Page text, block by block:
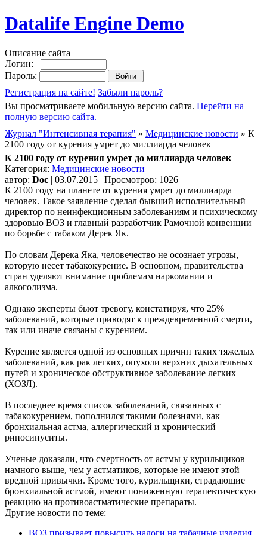
Datalife Engine Demo
Описание сайта
Логин:
Пароль:
Регистрация на сайте! Забыли пароль?
Вы просматриваете мобильную версию сайта. Перейти на
полную версию сайта.
Журнал "Интенсивная терапия" » Медицинские новости » К
2100 году от курения умрет до миллиарда человек
К 2100 году от курения умрет до миллиарда человек
Категория: Медицинские новости
автор: Doc | 03.07.2015 | Просмотров: 1026
К 2100 году на планете от курения умрет до миллиарда
человек. Такое заявление сделал бывший исполнительный
директор по неинфекционным заболеваниям и психическому
здоровью ВОЗ и главный разработчик Рамочной конвенции
по борьбе с табаком Дерек Як.
По словам Дерека Яка, человечество не осознает угрозы,
которую несет табакокурение. В основном, правительства
стран уделяют внимание проблемам наркомании и
алкоголизма.
Однако эксперты бьют тревогу, констатируя, что 25%
заболеваний, которые приводят к преждевременной смерти,
так или иначе связаны с курением.
Курение является одной из основных причин таких тяжелых
заболеваний, как рак легких, опухоли верхних дыхательных
путей и хроническое обструктивное заболевание легких
(ХОЗЛ).
В последнее время список заболеваний, связанных с
табакокурением, пополнился такими болезнями, как
бронхиальная астма, аллергический и хронический
риносинуситы.
Ученые доказали, что смертность от астмы у курильщиков
намного выше, чем у астматиков, которые не имеют этой
вредной привычки. Кроме того, курильщики, страдающие
бронхиальной астмой, имеют пониженную терапевтическую
реакцию на противоастматические препараты.
Другие новости по теме:
ВОЗ призывает повысить налоги на табачные изделия